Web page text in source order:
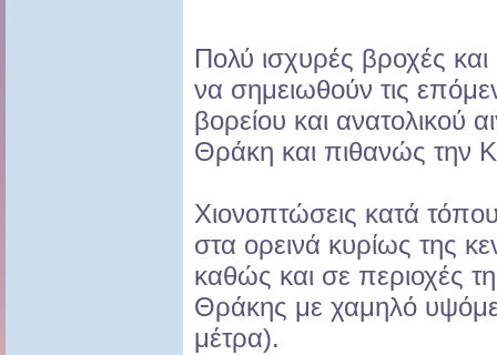
Πολύ ισχυρές βροχές και
να σημειωθούν τις
βορείου και ανατολικού
Θράκη και πιθανώς την
Χιονοπτώσεις κατά
στα ορεινά κυρίως της
καθώς και σε περιοχές
Θράκης με χαμηλό
μέτρα).